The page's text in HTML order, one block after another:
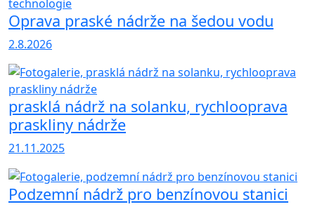
Oprava praské nádrže na šedou vodu
2.8.2026
prasklá nádrž na solanku, rychlooprava
praskliny nádrže
21.11.2025
Podzemní nádrž pro benzínovou stanici